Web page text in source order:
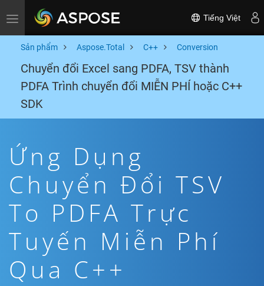
Toggle navigation Tiếng Việt
Sản phẩm Aspose.Total C++ Conversion
Chuyển đổi Excel sang PDFA, TSV thành
PDFA Trình chuyển đổi MIỄN PHÍ hoặc C++
SDK
Ứng Dụng
Chuyển Đổi TSV
To PDFA Trực
Tuyến Miễn Phí
Qua C++